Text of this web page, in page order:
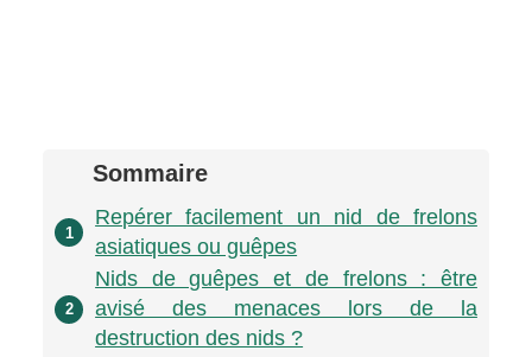
Sommaire
1
Repérer facilement un nid de frelons
asiatiques ou guêpes
2
Nids de guêpes et de frelons : être
avisé des menaces lors de la
destruction des nids ?